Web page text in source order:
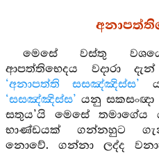
මෙසේ වස්තු
ආපත්තිභෙදය වදාරා
‘අනාපත්ති සසඤ්ඤිස්ස’
‘සසඤ්ඤිස්ස’ යනු සකසංඥා
සතුය’යි මෙසේ
භාණ්ඩයක් ගන්නහුට
නොවේ. ගන්නා ලද්ද